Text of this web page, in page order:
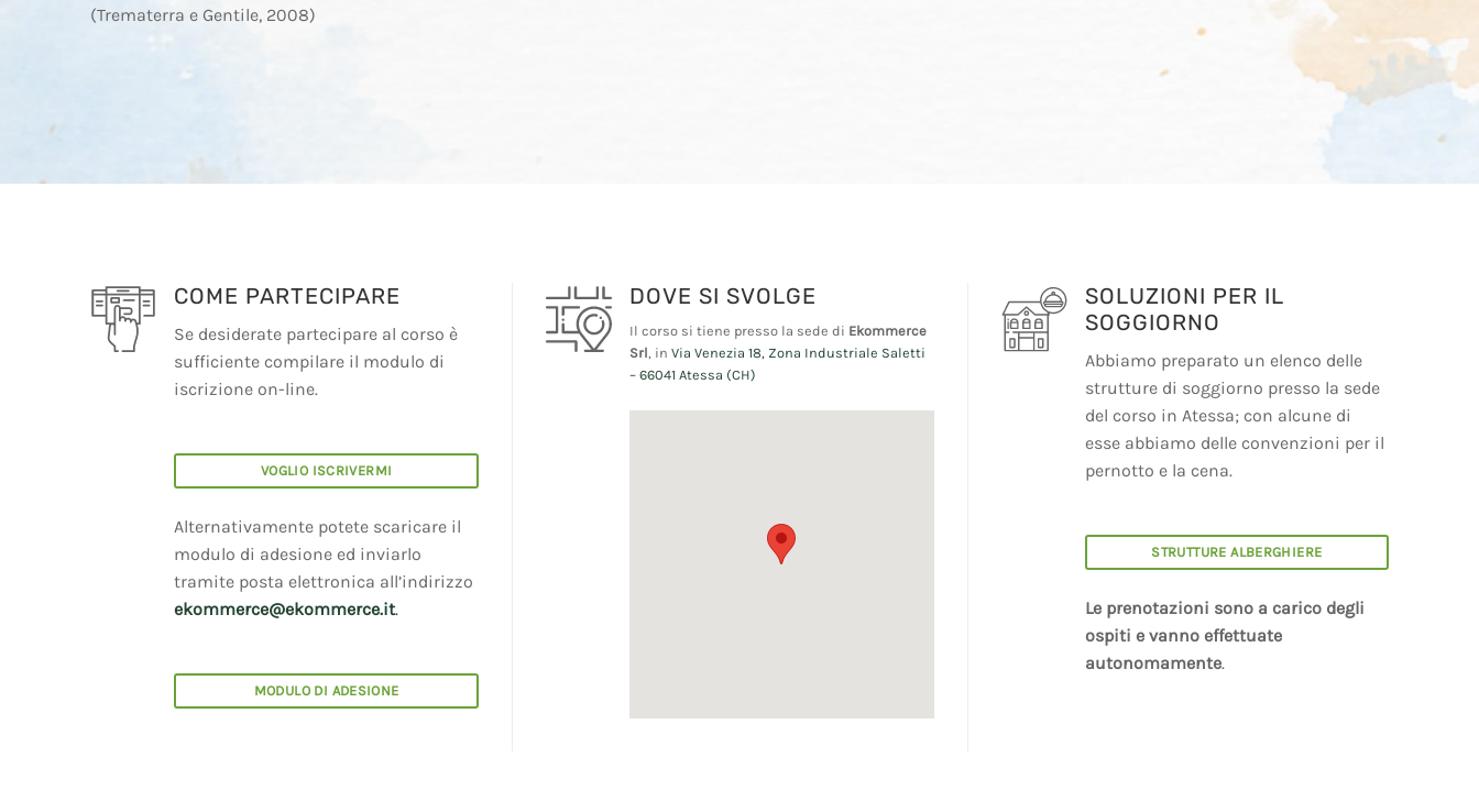
(Trematerra e Gentile, 2008)
COME PARTECIPARE
Se desiderate partecipare al corso è
sufficiente compilare il modulo di
iscrizione on-line.
VOGLIO ISCRIVERMI
Alternativamente potete scaricare il
modulo di adesione ed inviarlo
tramite posta elettronica all’indirizzo
ekommerce@ekommerce.it.
MODULO DI ADESIONE
DOVE SI SVOLGE
Il corso si tiene presso la sede di Ekommerce
Srl , inVia Venezia 18, Zona Industriale Saletti
– 66041 Atessa (CH)
SOLUZIONI PER IL
SOGGIORNO
Abbiamo preparato un elenco delle
strutture di soggiorno presso la sede
del corso in Atessa; con alcune di
esse abbiamo delle convenzioni per il
pernotto e la cena.
STRUTTURE ALBERGHIERE
Le prenotazioni sono a carico degli
ospiti e vanno effettuate
autonomamente.